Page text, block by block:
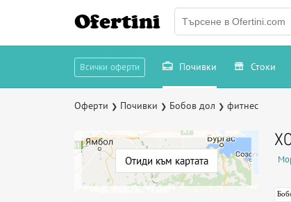
Ofertini
Всички оферти Почивки Стоки
Оферти ❯ Почивки ❯ Бобов дол ❯ фитнес
Отиди към картата